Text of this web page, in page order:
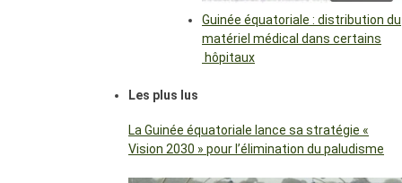
Guinée équatoriale : distribution du
matériel médical dans certains
hôpitaux
Les plus lus
La Guinée équatoriale lance sa stratégie «
Vision 2030 » pour l’élimination du paludisme